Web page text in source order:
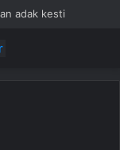
adak kesti